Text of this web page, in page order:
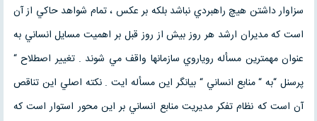
سزاوار داشتن هيچ راهبردي نباشد بلكه بر عكس ، تمام شواهد حاكي از آن
است كه مديران ارشد هر روز بيش از روز قبل بر اهميت مسايل انساني به
عنوان مهمترين مسأله روياروي سازمانها واقف مي شوند . تغيير اصطلاح “
پرسنل “‌به “ منابع انساني “ بيانگر اين مسأله ايت . نكته اصلي اين تناقص
آن است كه نظام تفكر مديريت منابع انساني بر اين محور استوار است كه